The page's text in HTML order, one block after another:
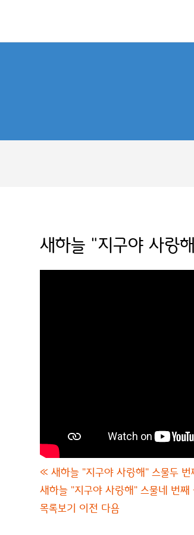
새하늘 "지구야 사랑
« 새하늘 "지구야 사랑해" 스물두
새하늘 "지구야 사랑해" 스물네 번째
목록보기 이전 다음